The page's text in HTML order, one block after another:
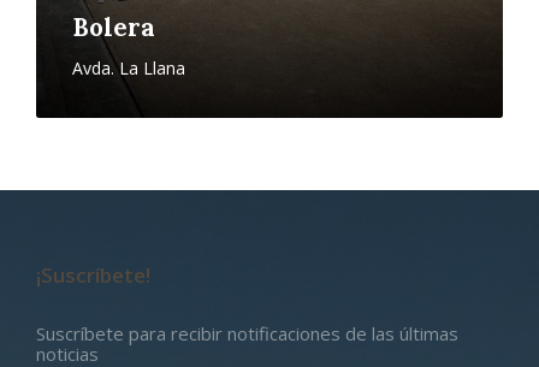
Bolera
Avda. La Llana
¡Suscríbete!
Suscríbete para recibir notificaciones de las últimas
noticias